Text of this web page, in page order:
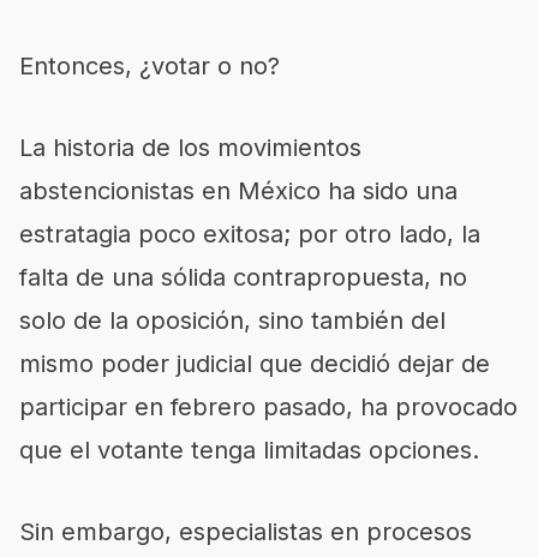
Entonces, ¿votar o no?
La historia de los movimientos
abstencionistas en México ha sido una
estratagia poco exitosa; por otro lado, la
falta de una sólida contrapropuesta, no
solo de la oposición, sino también del
mismo poder judicial que decidió dejar de
participar en febrero pasado, ha provocado
que el votante tenga limitadas opciones.
Sin embargo, especialistas en procesos